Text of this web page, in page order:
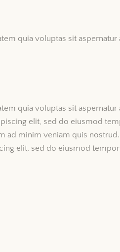
quia voluptas sit aspernatur
quia voluptas sit aspernatur
elit, sed do eiusmod
ad minim veniam quis nostrud.
elit, sed do eiusmod tempor